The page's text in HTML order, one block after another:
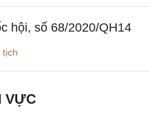
hội, số 68/2020/QH14
VỰC